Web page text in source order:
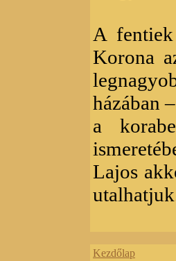
A
Korona
házában
a
Lajos
Kezdőlap